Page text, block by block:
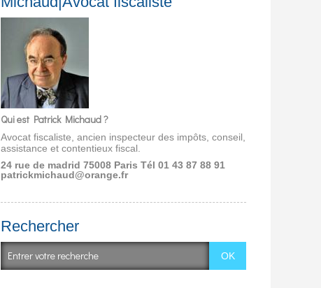
Qui est Patrick Michaud ?
Avocat fiscaliste, ancien inspecteur des impôts, conseil,
assistance et contentieux fiscal.
24 rue de madrid 75008 ParisTél 01 43 87 88 91
patrickmichaud@orange.fr
Rechercher